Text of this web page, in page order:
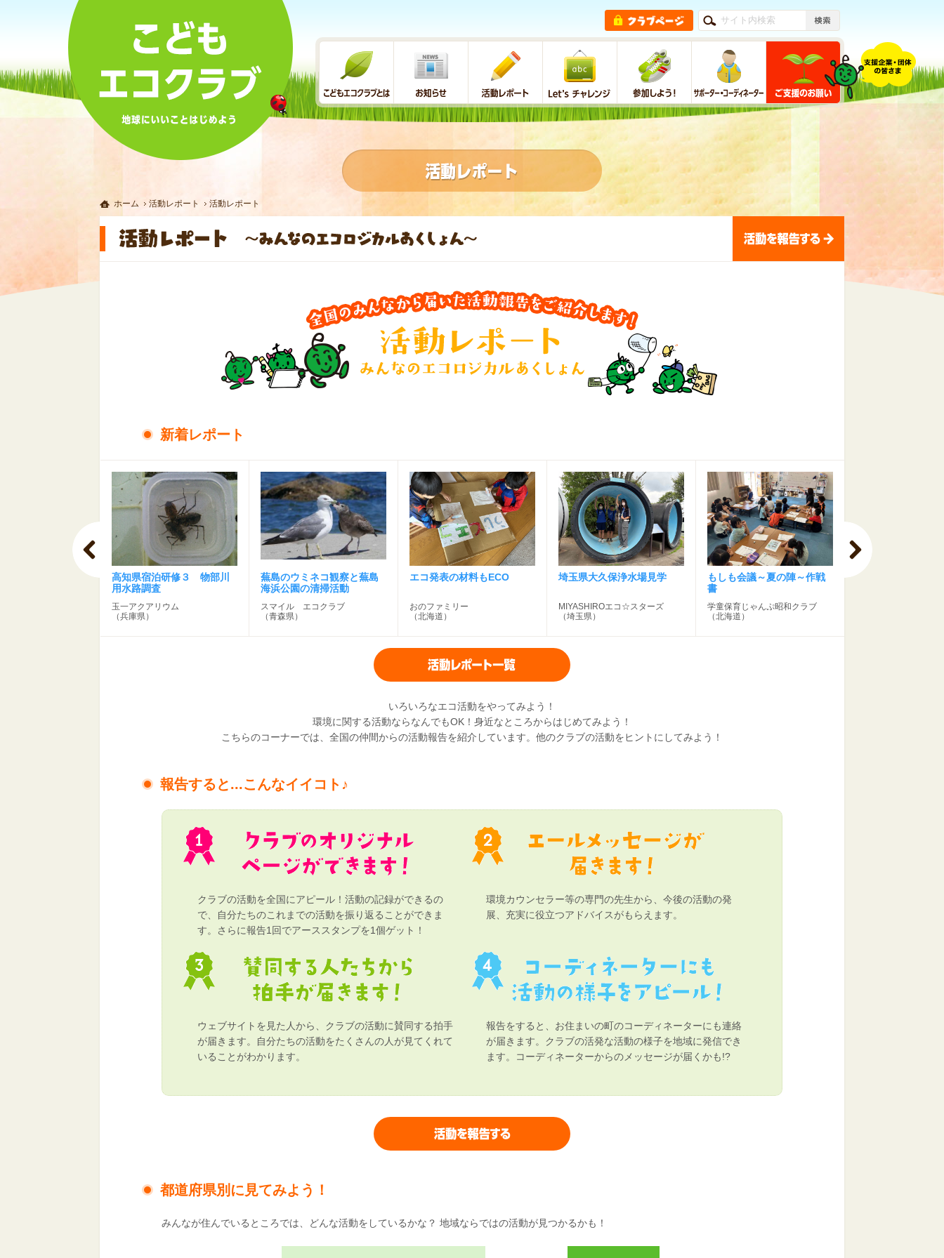
ホーム 活動レポート 活動レポート
新着レポート
高知県宿泊研修３ 物部川
用水路調査
玉一アクアリウム
（兵庫県）
蕪島のウミネコ観察と蕪島
海浜公園の清掃活動
スマイル エコクラブ
（青森県）
エコ発表の材料もECO
おのファミリー
（北海道）
埼玉県大久保浄水場見学
MIYASHIROエコ☆スターズ
（埼玉県）
もしも会議～夏の陣～作戦
書
学童保育じゃんぷ昭和クラブ
（北海道）
生物多様性講座
いろいろなエコ活動をやってみよう！
環境に関する活動ならなんでもOK！身近なところからはじめてみよう！
こちらのコーナーでは、全国の仲間からの活動報告を紹介しています。他のクラブの活動をヒントにしてみよう！
報告すると...こんなイイコト♪
クラブの活動を全国にアピール！活動の記録ができるの
で、自分たちのこれまでの活動を振り返ることができま
す。さらに報告1回でアーススタンプを1個ゲット！
環境カウンセラー等の専門の先生から、今後の活動の発
展、充実に役立つアドバイスがもらえます。
ウェブサイトを見た人から、クラブの活動に賛同する拍手
が届きます。自分たちの活動をたくさんの人が見てくれて
いることがわかります。
報告をすると、お住まいの町のコーディネーターにも連絡
が届きます。クラブの活発な活動の様子を地域に発信でき
ます。コーディネーターからのメッセージが届くかも!?
都道府県別に見てみよう！
みんなが住んでいるところでは、どんな活動をしているかな？ 地域ならではの活動が見つかるかも！